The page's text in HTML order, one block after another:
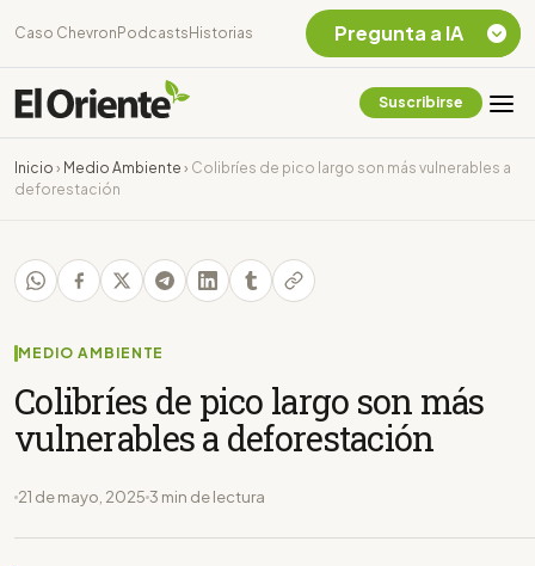
Caso Chevron Podcasts Historias
Suscribirse
Inicio › Medio Ambiente › Colibríes de pico largo son más vulnerables a
deforestación
MEDIO AMBIENTE
Colibríes de pico largo son más
vulnerables a deforestación
21 de mayo, 2025 3 min de lectura
Pregunta a IA
Chevron Ecuador